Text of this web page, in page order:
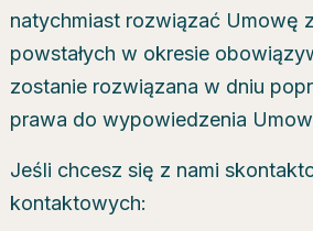
natychmiast rozwiązać Umowę
powstałych w okresie
zostanie rozwiązana w dniu
prawa do wypowiedzenia
Jeśli chcesz się z nami
kontaktowych: